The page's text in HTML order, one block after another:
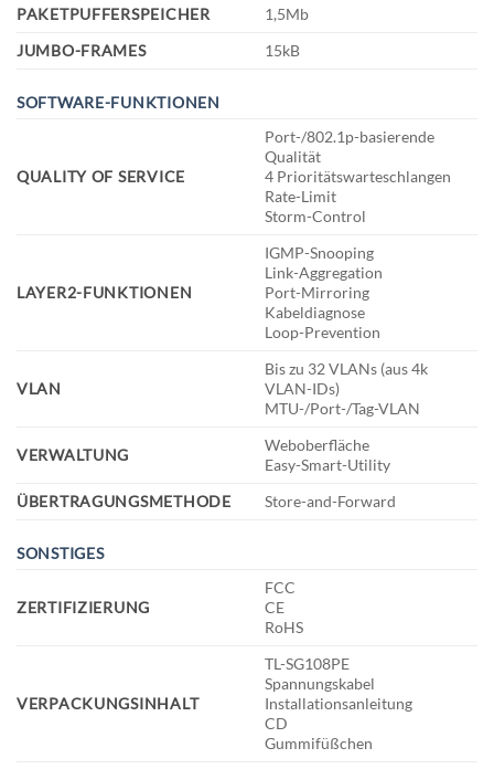
PAKETPUFFERSPEICHER
1,5Mb
JUMBO-FRAMES
15kB
SOFTWARE-FUNKTIONEN
QUALITY OF SERVICE
Port-/802.1p-basierende
Qualität
4 Prioritätswarteschlangen
Rate-Limit
Storm-Control
LAYER2-FUNKTIONEN
IGMP-Snooping
Link-Aggregation
Port-Mirroring
Kabeldiagnose
Loop-Prevention
VLAN
Bis zu 32 VLANs (aus 4k
VLAN-IDs)
MTU-/Port-/Tag-VLAN
VERWALTUNG
Weboberfläche
Easy-Smart-Utility
ÜBERTRAGUNGSMETHODE
Store-and-Forward
SONSTIGES
ZERTIFIZIERUNG
FCC
CE
RoHS
VERPACKUNGSINHALT
TL-SG108PE
Spannungskabel
Installationsanleitung
CD
Gummifüßchen